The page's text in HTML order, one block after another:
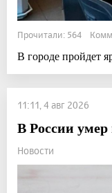
Прочитали: 564
В городе пройдет
11:11, 4 авг 2026
В России умер
Новости